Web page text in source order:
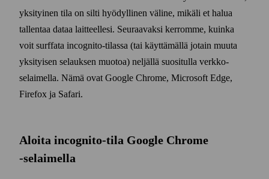
yksityinen tila on silti hyödyllinen väline, mikäli et halua
tallentaa dataa laitteellesi. Seuraavaksi kerromme, kuinka
voit surffata incognito-tilassa (tai käyttämällä jotain muuta
yksityisen selauksen muotoa) neljällä suositulla verkko­
selaimella. Nämä ovat Google Chrome, Micro­soft Edge,
Firefox ja Safari.
Aloita incognito-tila Google Chrome
‑selaimella